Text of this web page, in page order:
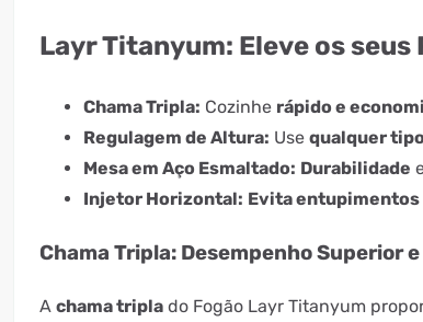
Layr Titanyum: Eleve os seus
Chama Tripla: Cozinhe rápido e
Regulagem de Altura: Use qualquer
Mesa em Aço Esmaltado: Durabilidade
Injetor Horizontal: Evita entupimentos
Chama Tripla: Desempenho Superior
A chama tripla do Fogão Layr Titanyum